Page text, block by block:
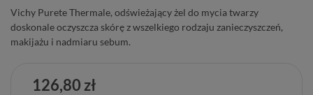
Vichy Purete Thermale, odświeżający żel do mycia twarzy
doskonale oczyszcza skórę z wszelkiego rodzaju zanieczyszczeń,
makijażu i nadmiaru sebum.
126,80 zł